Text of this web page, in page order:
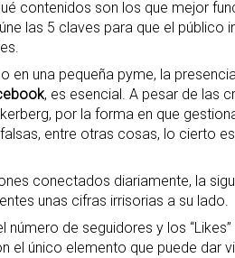
contenidos son los que mejor
las 5 claves para que el público
en una pequeña pyme, la
, es esencial. A pesar de las
por la forma en que
entre otras cosas, lo cierto
conectados diariamente, la
unas cifras irrisorias a su lado.
de seguidores y los
el único elemento que puede dar